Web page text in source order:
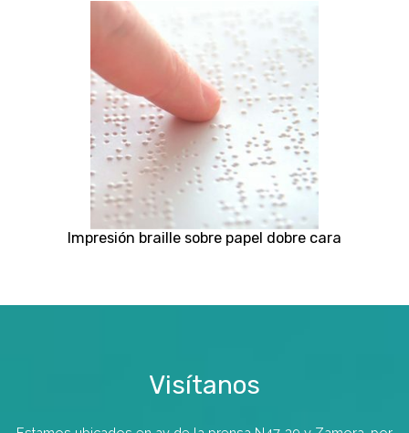
Impresión braille sobre papel dobre cara
Visítanos